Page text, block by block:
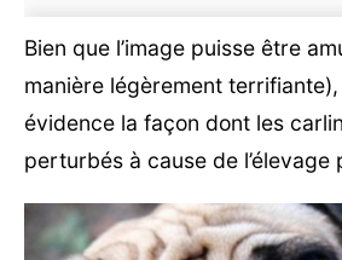
Bien que l’image puisse être
manière légèrement
évidence la façon dont les
perturbés à cause de l’élevage